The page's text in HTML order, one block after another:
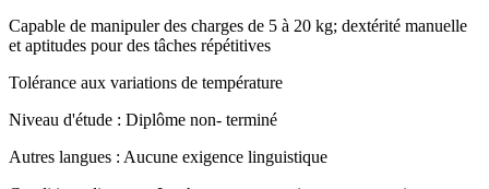
Capable de manipuler des charges de 5 à 20 kg; dextérité manuelle
et aptitudes pour des tâches répétitives
Tolérance aux variations de température
Niveau d'étude : Diplôme non- terminé
Autres langues : Aucune exigence linguistique